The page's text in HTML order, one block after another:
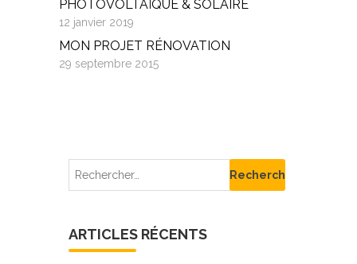
PHOTOVOLTAÏQUE & SOLAIRE
12 janvier 2019
MON PROJET RÉNOVATION
29 septembre 2015
ARTICLES RÉCENTS